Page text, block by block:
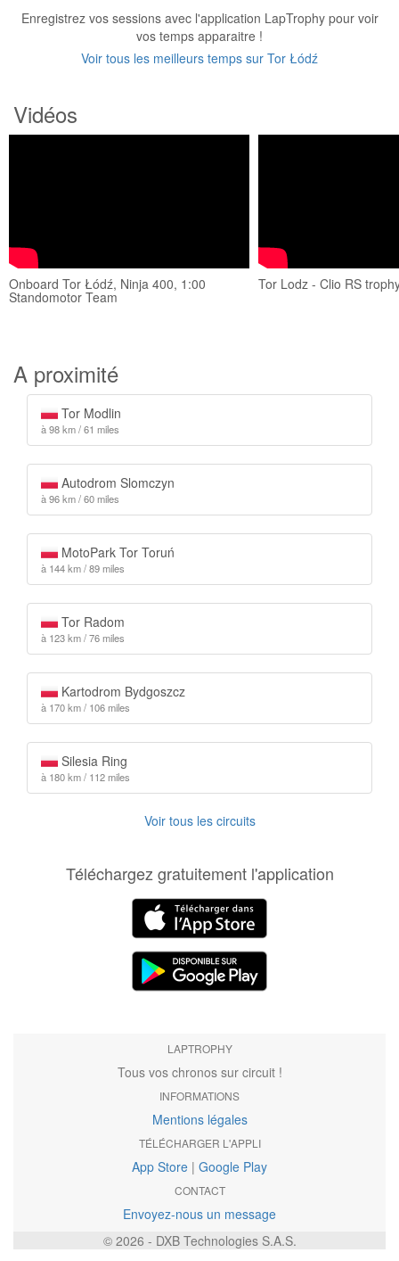
Enregistrez vos sessions avec l'application LapTrophy pour voir
vos temps apparaitre !
Voir tous les meilleurs temps sur Tor Łódź
Vidéos
Onboard Tor Łódź, Ninja 400, 1:00
Standomotor Team
Tor Lodz - Clio RS
A proximité
Tor Modlin
à 98 km / 61 miles
Autodrom Slomczyn
à 96 km / 60 miles
MotoPark Tor Toruń
à 144 km / 89 miles
Tor Radom
à 123 km / 76 miles
Kartodrom Bydgoszcz
à 170 km / 106 miles
Silesia Ring
à 180 km / 112 miles
Voir tous les circuits
Téléchargez gratuitement l'application
LAPTROPHY
Tous vos chronos sur circuit !
INFORMATIONS
Mentions légales
TÉLÉCHARGER L'APPLI
App Store | Google Play
CONTACT
Envoyez-nous un message
© 2026 - DXB Technologies S.A.S.